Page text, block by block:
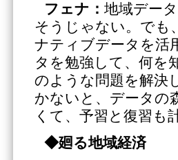
フェナ： 地域デー
そうじゃない。でも
ナティブデータを活
タを勉強して、何を
のような問題を解決
かないと、データの
くて、予習と復習も
◆廻る地域経済